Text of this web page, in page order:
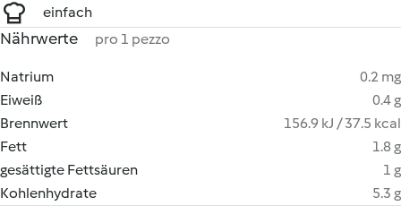
einfach
Nährwerte pro 1 pezzo
Natrium
0.2 mg
Eiweiß
0.4 g
Brennwert
156.9 kJ / 37.5 kcal
Fett
1.8 g
gesättigte Fettsäuren
1 g
Kohlenhydrate
5.3 g